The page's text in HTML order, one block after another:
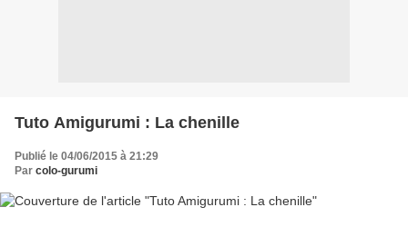
Tuto Amigurumi : La chenille
Publié le 04/06/2015 à 21:29
Par colo-gurumi